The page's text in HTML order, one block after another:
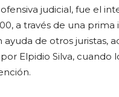
judicial, fue el
a través de una
de otros juristas,
Elpidio Silva,